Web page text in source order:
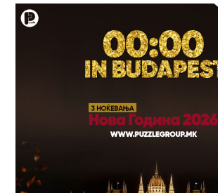
БУДИМПЕШТА